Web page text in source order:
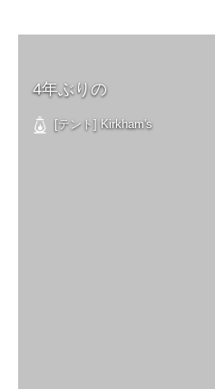
4年ぶりの
[テント] Kirkham's